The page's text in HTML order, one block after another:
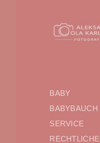
BABY
BABYBAUCH
SERVICE